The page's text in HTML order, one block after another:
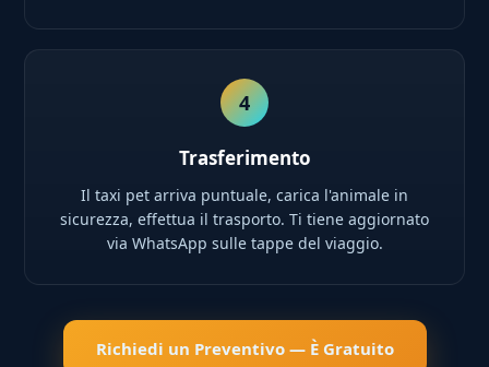
4
Trasferimento
Il taxi pet arriva puntuale, carica l'animale in
sicurezza, effettua il trasporto. Ti tiene aggiornato
via WhatsApp sulle tappe del viaggio.
Richiedi un Preventivo — È Gratuito